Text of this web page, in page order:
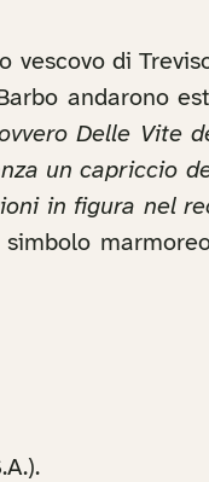
di
andarono
Delle Vite
un capriccio
in figura nel